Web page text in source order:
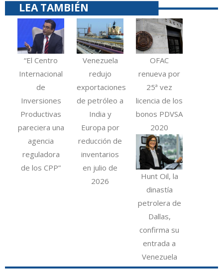
LEA TAMBIÉN
“El Centro
Internacional
de
Inversiones
Productivas
pareciera una
agencia
reguladora
de los CPP”
Venezuela
redujo
exportaciones
de petróleo a
India y
Europa por
reducción de
inventarios
en julio de
2026
OFAC
renueva por
25ª vez
licencia de los
bonos PDVSA
2020
Hunt Oil, la
dinastía
petrolera de
Dallas,
confirma su
entrada a
Venezuela